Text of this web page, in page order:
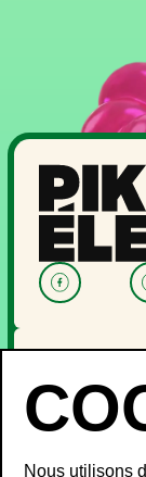
OFF PIKNIC
PASSES ET
Nous utilisons